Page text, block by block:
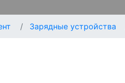
Зарядные устройства